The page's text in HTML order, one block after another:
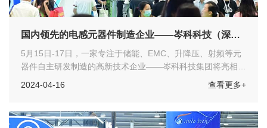
国内领先的电感元器件制造企业——岑科科技（深
5月15日-17日，一家专注于储能、EMC、升降压、射频等元
器件自主研发制造的高新技术企业——岑科科技集团将亮相
AUTO TECH 2024 华南展。作为华南重要的汽车科技创新展
2024-04-16 查看更多+